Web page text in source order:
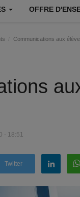
OFFRE
Communications aux
- 18:51
Twitter